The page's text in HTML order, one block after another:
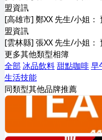
盟資訊
[高雄市] 鄭XX 先生/小姐
盟資訊
[雲林縣] 張XX 先生/小姐
更多其他類型相簿
全部 冰品飲料甜點咖啡早
生活技能
同類型其他品牌推薦